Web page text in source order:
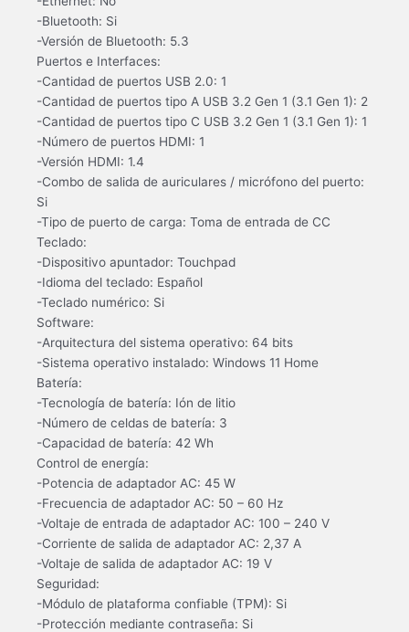
-Bluetooth: Si
-Versión de Bluetooth: 5.3
Puertos e Interfaces:
-Cantidad de puertos USB 2.0: 1
-Cantidad de puertos tipo A USB 3.2 Gen 1 (3.1 Gen 1): 2
-Cantidad de puertos tipo C USB 3.2 Gen 1 (3.1 Gen 1): 1
-Número de puertos HDMI: 1
-Versión HDMI: 1.4
-Combo de salida de auriculares / micrófono del puerto:
Si
-Tipo de puerto de carga: Toma de entrada de CC
Teclado:
-Dispositivo apuntador: Touchpad
-Idioma del teclado: Español
-Teclado numérico: Si
Software:
-Arquitectura del sistema operativo: 64 bits
-Sistema operativo instalado: Windows 11 Home
Batería:
-Tecnología de batería: Ión de litio
-Número de celdas de batería: 3
-Capacidad de batería: 42 Wh
Control de energía:
-Potencia de adaptador AC: 45 W
-Frecuencia de adaptador AC: 50 – 60 Hz
-Voltaje de entrada de adaptador AC: 100 – 240 V
-Corriente de salida de adaptador AC: 2,37 A
-Voltaje de salida de adaptador AC: 19 V
Seguridad:
-Módulo de plataforma confiable (TPM): Si
-Protección mediante contraseña: Si